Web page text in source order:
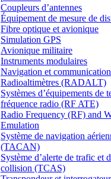
Coupleurs d’antennes
Équipement de mesure de
Fibre optique et avionique
Simulation GPS
Avionique militaire
Instruments modulaires
Navigation et communication
Radioaltimètres (RADALT)
Systèmes d’équipements de
fréquence radio (RF ATE)
Radio Frequency (RF) and
Emulation
Système de navigation
(TACAN)
Système d’alerte de trafic et
collision (TCAS)